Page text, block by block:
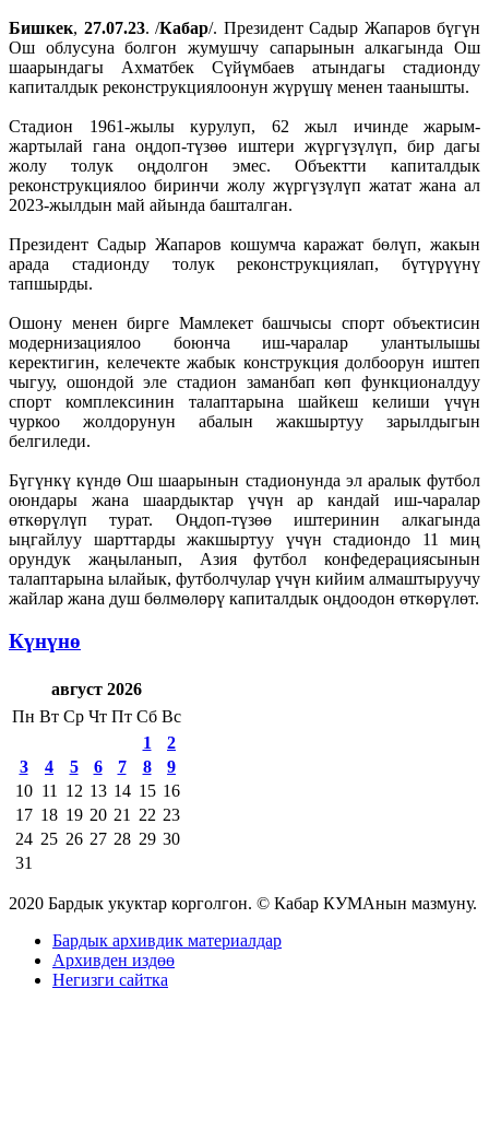
Бишкек, 27.07.23. /Кабар/. Президент Садыр Жапаров бүгүн
Ош облусуна болгон жумушчу сапарынын алкагында Ош
шаарындагы Ахматбек Сүйүмбаев атындагы стадионду
капиталдык реконструкциялоонун жүрүшү менен таанышты.
Стадион 1961-жылы курулуп, 62 жыл ичинде жарым-
жартылай гана оңдоп-түзөө иштери жүргүзүлүп, бир дагы
жолу толук оңдолгон эмес. Объектти капиталдык
реконструкциялоо биринчи жолу жүргүзүлүп жатат жана ал
2023-жылдын май айында башталган.
Президент Садыр Жапаров кошумча каражат бөлүп, жакын
арада стадионду толук реконструкциялап, бүтүрүүнү
тапшырды.
Ошону менен бирге Мамлекет башчысы спорт объектисин
модернизациялоо боюнча иш-чаралар улантылышы
керектигин, келечекте жабык конструкция долбоорун иштеп
чыгуу, ошондой эле стадион заманбап көп функционалдуу
спорт комплексинин талаптарына шайкеш келиши үчүн
чуркоо жолдорунун абалын жакшыртуу зарылдыгын
белгиледи.
Бүгүнкү күндө Ош шаарынын стадионунда эл аралык футбол
оюндары жана шаардыктар үчүн ар кандай иш-чаралар
өткөрүлүп турат. Оңдоп-түзөө иштеринин алкагында
ыңгайлуу шарттарды жакшыртуу үчүн стадиондо 11 миң
орундук жаңыланып, Азия футбол конфедерациясынын
талаптарына ылайык, футболчулар үчүн кийим алмаштыруучу
жайлар жана душ бөлмөлөрү капиталдык оңдоодон өткөрүлөт.
Күнүнө
август 2026
Пн Вт Ср Чт Пт Сб Вс
1
2
3
4 5 6 7 8
9
10 11 12 13 14 15 16
17 18 19 20 21 22 23
24 25 26 27 28 29 30
31
2020 Бардык укуктар корголгон. © Кабар КУМАнын мазмуну.
Бардык архивдик материалдар
Архивден издөө
Негизги сайтка